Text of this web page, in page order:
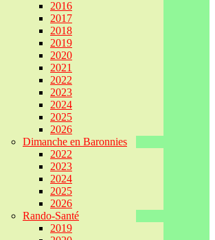
2016
2017
2018
2019
2020
2021
2022
2023
2024
2025
2026
Dimanche en Baronnies
2022
2023
2024
2025
2026
Rando-Santé
2019